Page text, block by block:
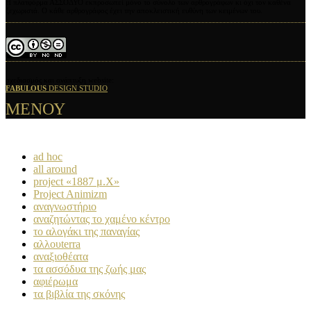
FABULOUS DESIGN STUDIO
ΜΕΝΟΥ
ad hoc
all around
project «1887 μ.Χ»
Project Animizm
αναγνωστήριο
αναζητώντας το χαμένο κέντρο
το αλογάκι της παναγίας
αλλουterra
αναξιοθέατα
τα ασσόδυα της ζωής μας
αφιέρωμα
τα βιβλία της σκόνης